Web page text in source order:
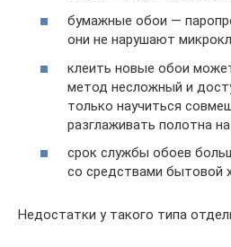
бумажные обои —
они не нарушают
клеить новые обои
метод несложный и
только научиться
разглаживать полотна
срок службы обоев
со средствами бытовой
Недостатки у такого типа